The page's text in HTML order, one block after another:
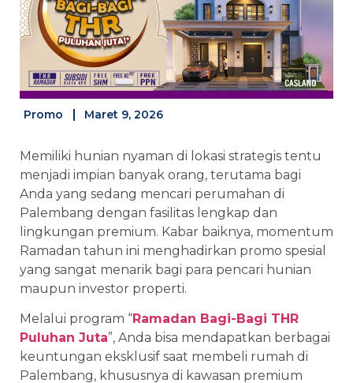
Promo Maret 9, 2026
Memiliki hunian nyaman di lokasi strategis tentu
menjadi impian banyak orang, terutama bagi
Anda yang sedang mencari perumahan di
Palembang dengan fasilitas lengkap dan
lingkungan premium. Kabar baiknya, momentum
Ramadan tahun ini menghadirkan promo spesial
yang sangat menarik bagi para pencari hunian
maupun investor properti.
Melalui program “Ramadan Bagi-Bagi THR
Puluhan Juta”, Anda bisa mendapatkan berbagai
keuntungan eksklusif saat membeli rumah di
Palembang, khususnya di kawasan premium